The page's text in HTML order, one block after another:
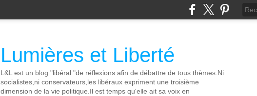
Lumières et Liberté
L&L est un blog "libéral "de réflexions afin de débattre de tous thèmes.Ni
socialistes,ni conservateurs,les libéraux expriment une troisième
dimension de la vie politique.Il est temps qu'elle ait sa voix en